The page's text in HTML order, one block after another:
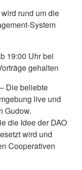
rund um die
System
19:00 Uhr bei
gehalten
Die beliebte
live und
Gudow.
die Idee derDAO
wird und
Cooperativen